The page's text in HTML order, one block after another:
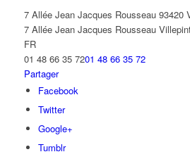
7 Allée Jean Jacques Rousseau 93420
7 Allée Jean Jacques Rousseau
FR
01 48 66 35 7201 48 66 35 72
Partager
Facebook
Twitter
Google+
Tumblr